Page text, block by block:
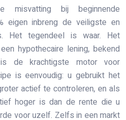
misvatting bij beginnende
eigen inbreng de veiligste en
Het tegendeel is waar. Het
hypothecaire lening, bekend
de krachtigste motor voor
is eenvoudig: u gebruikt het
actief te controleren, en als
hoger is dan de rente die u
voor uzelf. Zelfs in een markt